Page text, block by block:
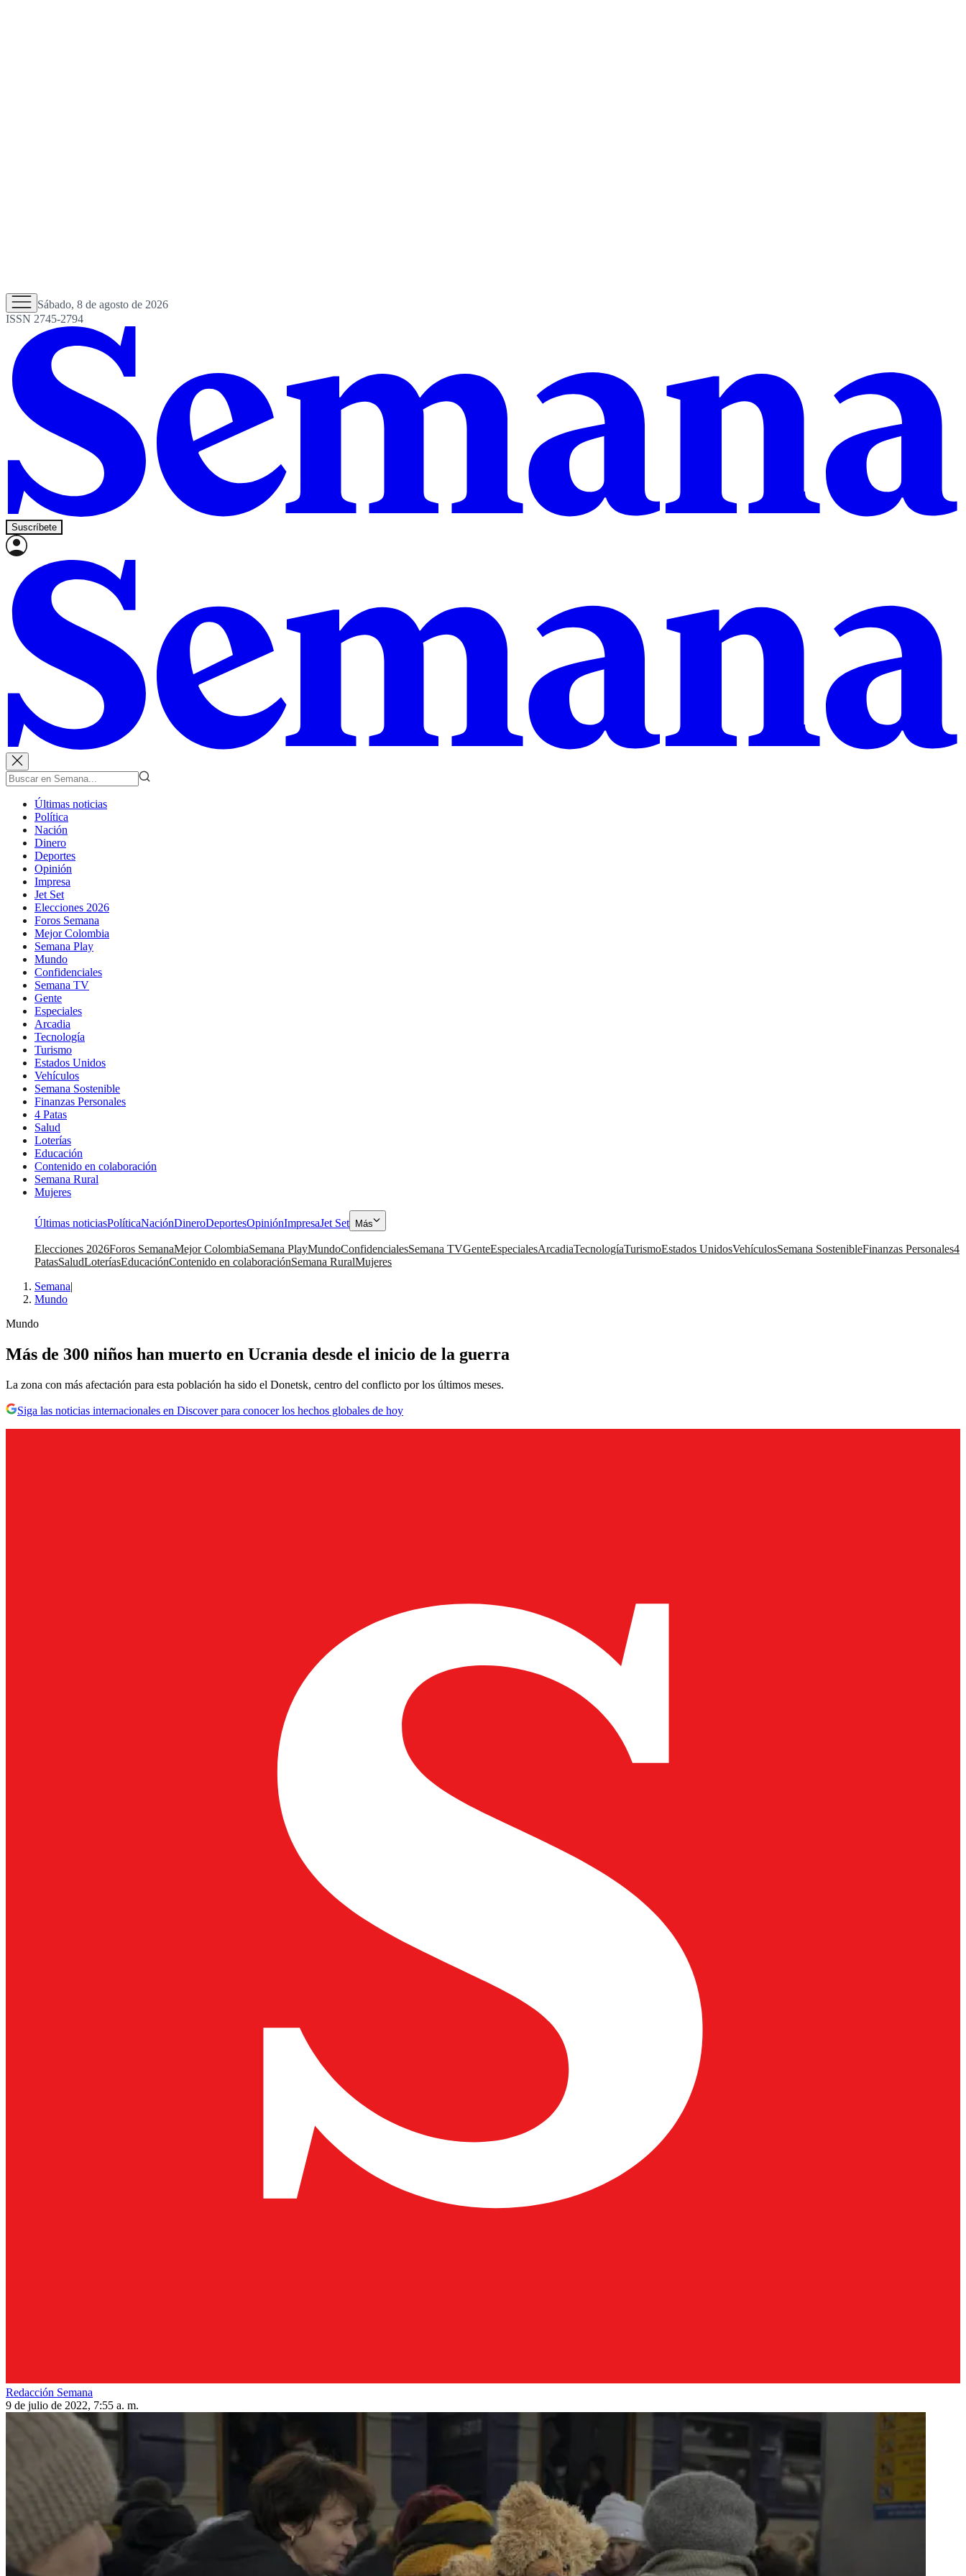
Sábado, 8 de agosto de 2026
ISSN 2745-2794
Suscríbete
Últimas noticias
Política
Nación
Dinero
Deportes
Opinión
Impresa
Jet Set
Elecciones 2026
Foros Semana
Mejor Colombia
Semana Play
Mundo
Confidenciales
Semana TV
Gente
Especiales
Arcadia
Tecnología
Turismo
Estados Unidos
Vehículos
Semana Sostenible
Finanzas Personales
4 Patas
Salud
Loterías
Educación
Contenido en colaboración
Semana Rural
Mujeres
Últimas noticiasPolíticaNaciónDineroDeportesOpiniónImpresaJet Set Más
Elecciones 2026Foros SemanaMejor ColombiaSemana PlayMundoConfidencialesSemana TVGenteEspecialesArcadiaTecnologíaTurismoEstados UnidosVehículosSemana SostenibleFinanzas Personales4
PatasSaludLoteríasEducaciónContenido en colaboraciónSemana RuralMujeres
Semana|
Mundo
Mundo
Más de 300 niños han muerto en Ucrania desde el inicio de la guerra
La zona con más afectación para esta población ha sido el Donetsk, centro del conflicto por los últimos meses.
Siga las noticias internacionales en Discover para conocer los hechos globales de hoy
Redacción Semana
9 de julio de 2022, 7:55 a. m.